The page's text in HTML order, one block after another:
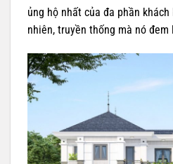
ủng hộ nhất của đa phần
nhiên, truyền thống mà nó đem